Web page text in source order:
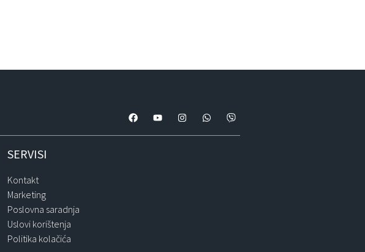
SERVISI
Kontakt
Marketing
Poslovna saradnja
Uslovi korištenja
Politika kolačića